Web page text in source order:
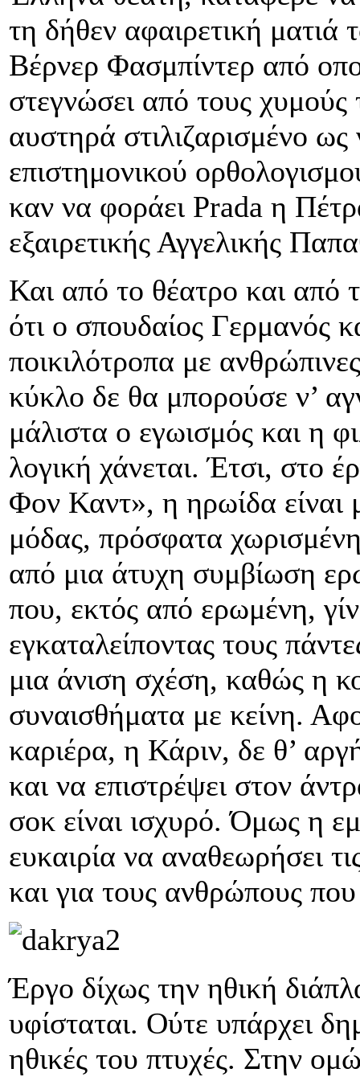
τη δήθεν αφαιρετική ματιά
Βέρνερ Φασμπίντερ από
στεγνώσει από τους χυμούς
αυστηρά στιλιζαρισμένο
επιστημονικού
καν να φοράει Prada η
εξαιρετικής Αγγελικής
Και από το θέατρο και από
ότι ο σπουδαίος Γερμανός
ποικιλότροπα με
κύκλο δε θα μπορούσε ν’
μάλιστα ο εγωισμός και η
λογική χάνεται. Έτσι, στο
Φον Καντ», η ηρωίδα είναι
μόδας, πρόσφατα
από μια άτυχη συμβίωση
που, εκτός από ερωμένη,
εγκαταλείποντας τους
μια άνιση σχέση, καθώς η
συναισθήματα με κείνη.
καριέρα, η Κάριν, δε θ’
και να επιστρέψει στον
σοκ είναι ισχυρό. Όμως η
ευκαιρία να αναθεωρήσει
και για τους ανθρώπους
Έργο δίχως την ηθική
υφίσταται. Ούτε υπάρχει
ηθικές του πτυχές. Στην